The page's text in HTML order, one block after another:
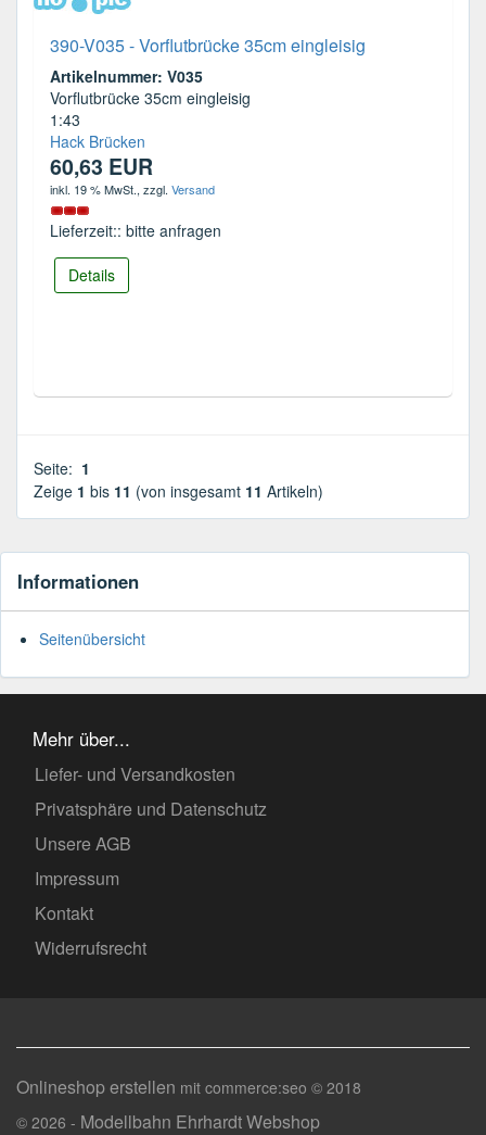
390-V035 - Vorflutbrücke 35cm eingleisig
Artikelnummer: V035
Vorflutbrücke 35cm eingleisig
1:43
Hack Brücken
60,63 EUR
inkl. 19 % MwSt., zzgl. Versand
Lieferzeit:: bitte anfragen
Details
Seite: 1
Zeige 1 bis 11 (von insgesamt 11 Artikeln)
Informationen
Seitenübersicht
Mehr über...
Liefer- und Versandkosten
Privatsphäre und Datenschutz
Unsere AGB
Impressum
Kontakt
Widerrufsrecht
Onlineshop erstellen mit commerce:seo © 2018
© 2026 - Modellbahn Ehrhardt Webshop